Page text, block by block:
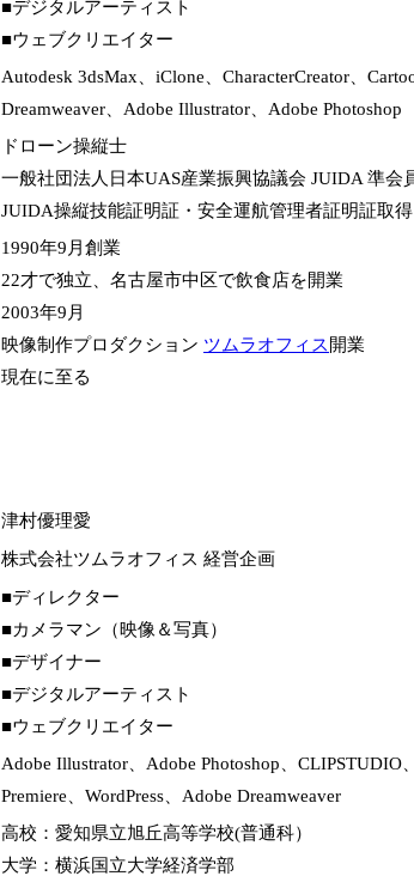
■デジタルアーティスト
■ウェブクリエイター
Autodesk 3dsMax、iClone、CharacterCreator、
Dreamweaver
Adobe Illustrator、Adobe Photoshop
ドローン操縦士
一般社団法人日本UAS産業振興協議会 JUIDA 準会
JUIDA操縦技能証明証・安全運航管理者証明証取得
1990年9月創業
22才で独立、名古屋市中区で飲食店を開業
2003年9月
映像制作プロダクション ツムラオフィス 開業
現在に至る
津村優理愛
株式会社ツムラオフィス 経営企画
■ディレクター
■カメラマン（映像＆写真）
■デザイナー
■デジタルアーティスト
■ウェブクリエイター
Adobe Illustrator、Adobe Photoshop、CLIPSTUDIO
Premiere、WordPress、Adobe Dreamweaver
高校：愛知県立旭丘高等学校(普通科）
大学：横浜国立大学経済学部